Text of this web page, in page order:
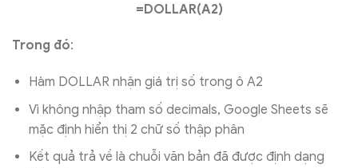
=DOLLAR(A2)
Trong đó:
Hàm DOLLAR nhận giá trị số trong ô A2
Vì không nhập tham số decimals, Google Sheets sẽ
mặc định hiển thị 2 chữ số thập phân
Kết quả trả về là chuỗi văn bản đã được định dạng